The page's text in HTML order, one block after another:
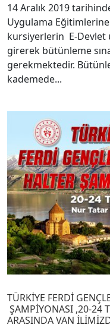
14 Aralık 2019
Uygulama Eğitimlerine
kursiyerlerin E-Devlet
girerek bütünleme
gerekmektedir.
kademede...
TÜRKİYE FERDİ
ŞAMPİYONASI ,20-24
ARASINDA VAN